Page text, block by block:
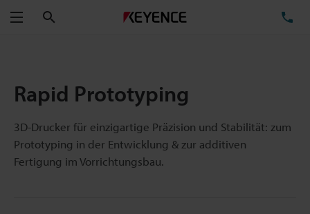
Menü
Rapid Prototyping
3D-Drucker für einzigartige Präzision und Stabilität: zum
Prototyping in der Entwicklung & zur additiven
Fertigung im Vorrichtungsbau.